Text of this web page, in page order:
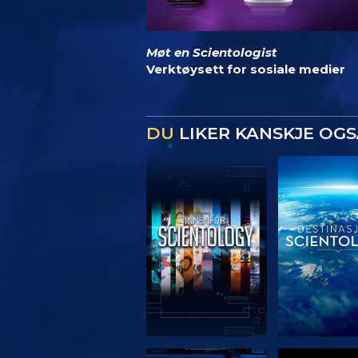
Møt en Scientologist
Verktøysett for sosiale medier
DU LIKER KANSKJE